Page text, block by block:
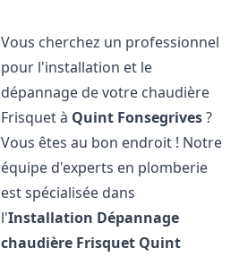
Vous cherchez un professionnel
pour l'installation et le
dépannage de votre chaudière
Frisquet à Quint Fonsegrives?
Vous êtes au bon endroit ! Notre
équipe d'experts en plomberie
est spécialisée dans
l'Installation Dépannage
chaudière Frisquet Quint